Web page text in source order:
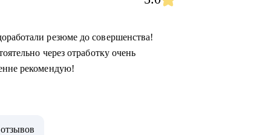
резюме до совершенства!
через отработку очень
рекомендую!